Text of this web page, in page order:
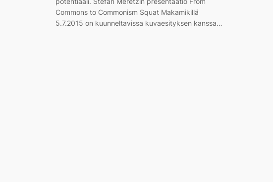
Commons to Commonism Squat Makamikillä
5.7.2015 on kuunneltavissa kuvaesityksen kanssa…